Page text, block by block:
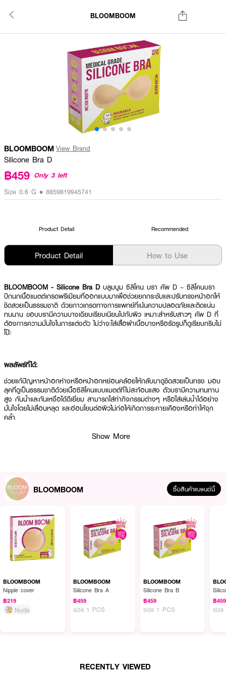
BLOOMBOOM
BLOOMBOOM View Brand
Silicone Bra D
฿459 Only 3 left
Size 0.6 G • 8859819945741
Product Detail Recommended
Product Detail How to Use
BLOOMBOOM - Silicone Bra D บลูมบูม ซิลิโคน บรา คัพ D – ซิลิโคนบรา
ปีกนกเนื้อแมตต์เกรดพรีเมียมที่ออกแบบมาเพื่อช่วยยกกระชับและปรับทรงหน้าอกให้
ชิดสวยเป็นธรรมชาติ ด้วยกาวเกรดทางการแพทย์ที่เน้นความปลอดภัยและติดแน่น
ทนนาน ขอบบรามีความบางเฉียบเรียบเนียนไปกับผิว เหมาะสำหรับสาวๆ คัพ D ที่
ต้องการความมั่นใจในการแต่งตัว ไม่ว่าจะใส่เสื้อผ้าเนื้อบางหรือรัดรูปก็ดูเรียบกริบไม่
โป๊ะ
ผลลัพธ์ที่ได้:
ช่วยแก้ปัญหาหน้าอกห่างหรือหน้าอกหย่อนคล้อยให้กลับมาดูชิดสวยเป็นทรง มอบ
ลุคที่ดูเป็นธรรมชาติด้วยเนื้อซิลิโคนแบบแมตต์ที่ไม่สะท้อนแสง ตัวบรามีความทนทาน
สูง กันน้ำและกันเหงื่อได้ดีเยี่ยม สามารถใส่ทำกิจกรรมต่างๆ หรือใส่เล่นน้ำได้อย่าง
มั่นใจโดยไม่เลื่อนหลุด และอ่อนโยนต่อผิวไม่ก่อให้เกิดการระคายเคืองหรือทำให้จุก
คล้ำ
● Lift & Shape ช่วยยกกระชับและปรับหน้าอกให้ชิดสวย เหมาะสำหรับสาวคัพ D
กับผิว
● Waterproof & Sweatproof ทนน้ำทนเหงื่อได้ดีเยี่ยม สามารถสวมใส่เล่นน้ำได้
● Reusable มอบความคุ้มค่า สามารถล้างทำความสะอาดและใช้ซ้ำได้ 30-50 ครั้ง
● ปริมาณ: 1 ชิ้น (Full Size)
● การแปะ: แปะซิลิโคนครอบบริเวณเต้าทีละข้าง ปรับระดับความชิดตามต้องการ
Show More
BLOOMBOOM ซื้อสินค้าแบรนด์นี้
BLOOMBOOM
Nipple cover
฿219
Nude
BLOOMBOOM
Silicone Bra A
฿459
size 1 PCS
BLOOMBOOM
Silicone Bra B
฿459
size 1 PCS
฿459
size
RECENTLY VIEWED